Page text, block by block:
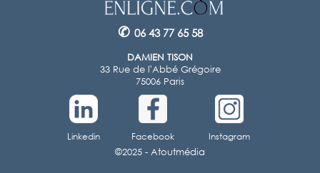
✆ 06 43 77 65 58
DAMIEN TISON
33 Rue de l'Abbé Grégoire
75006 Paris
Linkedin Facebook
Instagram
©2025 - Atoutmédia